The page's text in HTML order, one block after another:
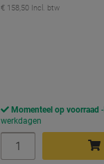
€ 158,50 Incl. btw
Momenteel op voorraad
werkdagen